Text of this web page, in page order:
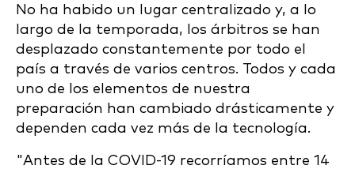
No ha habido un lugar centralizado y, a lo
largo de la temporada, los árbitros se han
desplazado constantemente por todo el
país a través de varios centros. Todos y cada
uno de los elementos de nuestra
preparación han cambiado drásticamente y
dependen cada vez más de la tecnología.
"Antes de la COVID-19 recorríamos entre 14